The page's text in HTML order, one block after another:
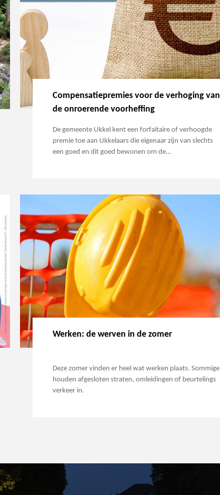
Compensatiepremies voor de verhoging van
de onroerende voorheffing
De gemeente Ukkel kent een forfaitaire of verhoogde
premie toe aan Ukkelaars die eigenaar zijn van slechts
een goed en dit goed bewonen om de…
Werken: de werven in de zomer
Deze zomer vinden er heel wat werken plaats. Sommige
houden afgesloten straten, omleidingen of beurtelings
verkeer in.